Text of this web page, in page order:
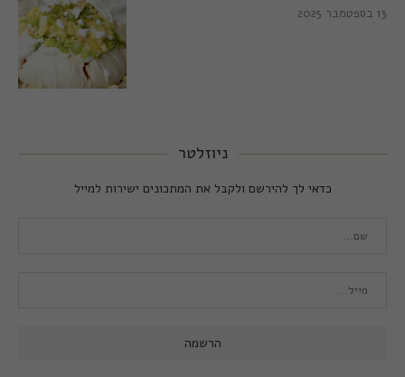
13 בספטמבר 2025
ניוזלטר
כדאי לך להירשם ולקבל את המתכונים ישירות למייל